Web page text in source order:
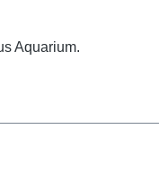
Aquarium.